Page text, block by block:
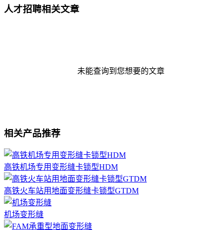
人才招聘相关文章
未能查询到您想要的文章
相关产品推荐
高铁机场专用变形缝卡锁型HDM
高铁火车站用地面变形缝卡锁型GTDM
机场变形缝